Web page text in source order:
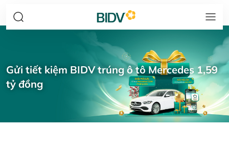
Gửi tiết kiệm BIDV trúng ô tô Mercedes 1,59
tỷ đồng